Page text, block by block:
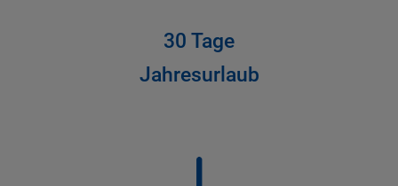
30 Tage
Jahresurlaub